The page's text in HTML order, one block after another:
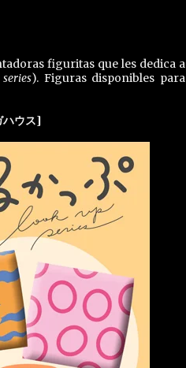
figuritas que les dedica a
). Figuras disponibles para
ハウス]